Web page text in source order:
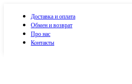
Доставка и оплата
Обмен и возврат
Про нас
Контакты